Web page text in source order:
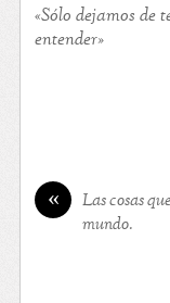
«Sólo dejamos de
entender»
«
Las cosas
mundo.